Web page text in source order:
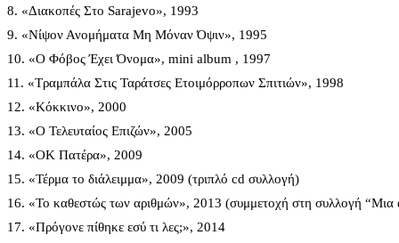
8. «Διακοπές Στο Sarajevo», 1993
9. «Νίψον Ανομήματα Μη Μόναν Όψιν», 1995
10. «Ο Φόβος Έχει Όνομα», mini album , 1997
11. «Τραμπάλα Στις Ταράτσες Ετοιμόρροπων Σπιτιών», 1998
12. «Κόκκινο», 2000
13. «Ο Τελευταίος Επιζών», 2005
14. «ΟΚ Πατέρα», 2009
15. «Τέρμα το διάλειμμα», 2009 (τριπλό cd συλλογή)
16. «Το καθεστώς των αριθμών», 2013 (συμμετοχή στη συλλογή “Μια
17. «Πρόγονε πίθηκε εσύ τι λες;», 2014